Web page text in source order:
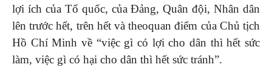
lợi ích của Tổ quốc, của Đảng, Quân đội, Nhân dân
lên trước hết, trên hết và theoquan điểm của Chủ tịch
Hồ Chí Minh về “việc gì có lợi cho dân thì hết sức
làm, việc gì có hại cho dân thì hết sức tránh”.